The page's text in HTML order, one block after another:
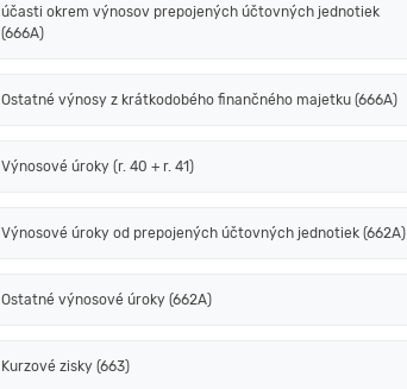
účasti okrem výnosov prepojených účtovných jednotiek
(666A)
Ostatné výnosy z krátkodobého finančného majetku (666A)
Výnosové úroky (r. 40 + r. 41)
Výnosové úroky od prepojených účtovných jednotiek (662A)
Ostatné výnosové úroky (662A)
Kurzové zisky (663)